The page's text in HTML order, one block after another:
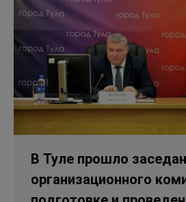
В Туле прошло
организационного